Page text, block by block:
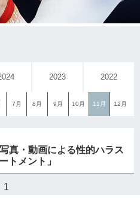
2023 2022
7月 8月 9月 10月 11月 12月
真・動画による性的ハラス
トメント」
1